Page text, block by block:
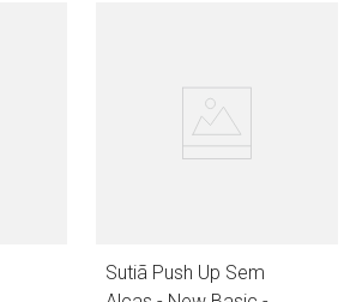
Sutiã Push Up Sem